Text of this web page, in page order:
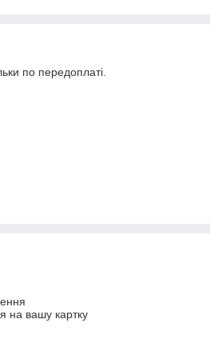
по передоплаті.
на вашу картку